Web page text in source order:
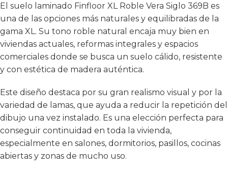
El suelo laminado Finfloor XL Roble Vera Siglo 369B es
una de las opciones más naturales y equilibradas de la
gama XL. Su tono roble natural encaja muy bien en
viviendas actuales, reformas integrales y espacios
comerciales donde se busca un suelo cálido, resistente
y con estética de madera auténtica.
Este diseño destaca por su gran realismo visual y por la
variedad de lamas, que ayuda a reducir la repetición del
dibujo una vez instalado. Es una elección perfecta para
conseguir continuidad en toda la vivienda,
especialmente en salones, dormitorios, pasillos, cocinas
abiertas y zonas de mucho uso.